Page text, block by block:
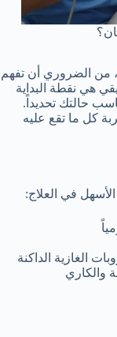
، من الضروري أن تفهم
هي نقطة البداية
حالتك تحديداً.
كل ما تقع عليه
في العلاج:
الغازية الداكنة
والكاري